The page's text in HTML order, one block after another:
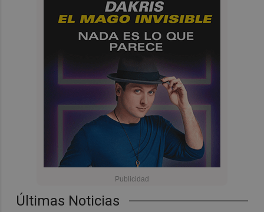
Últimas Noticias